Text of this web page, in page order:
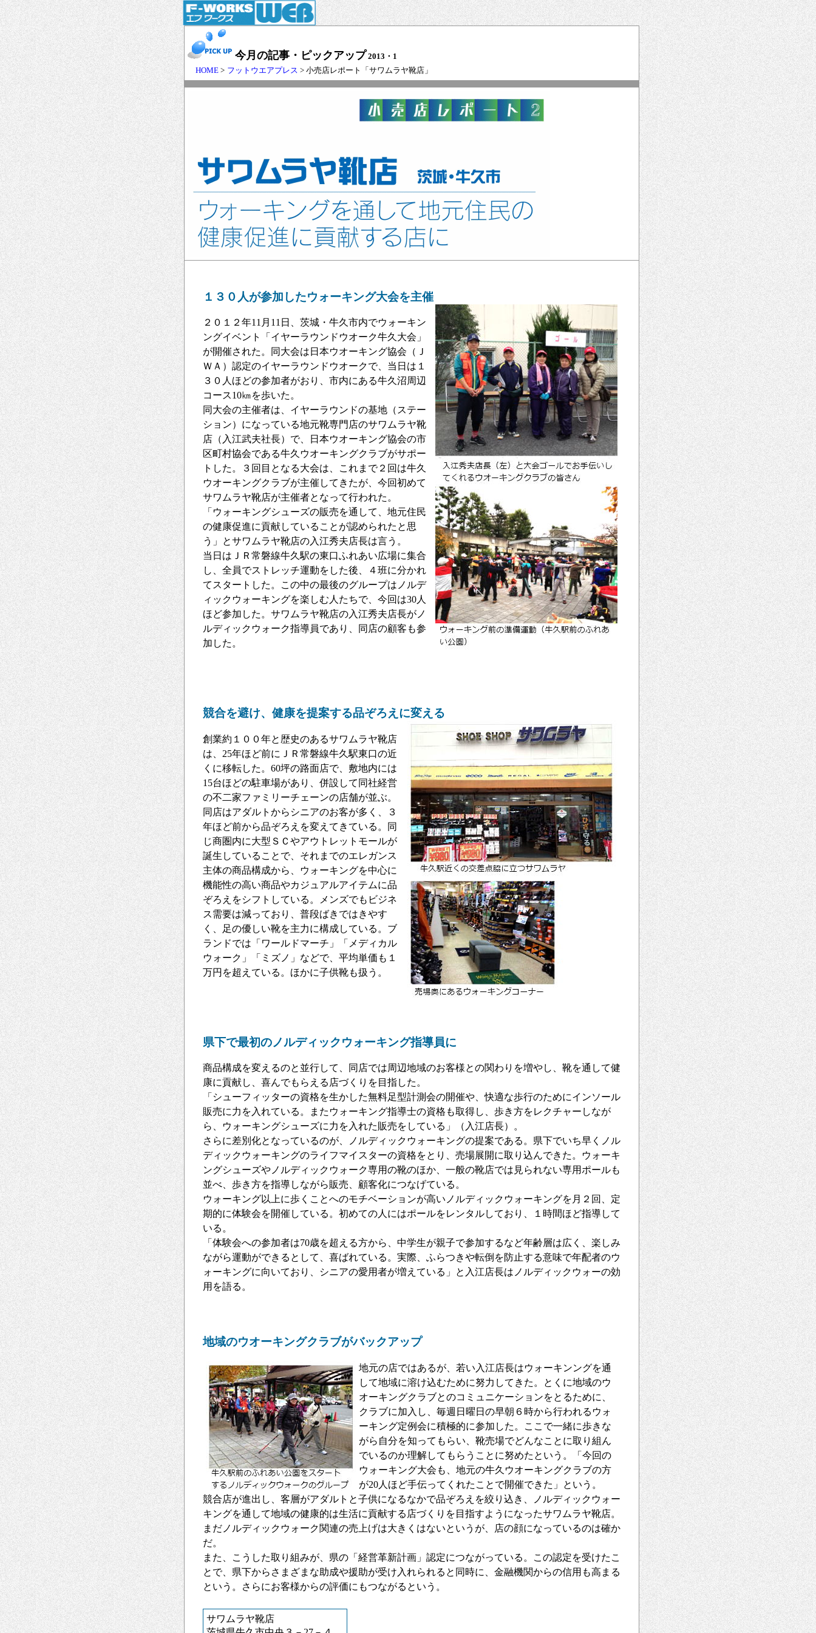
今月の記事・ピックアップ 2013・1
HOME > フットウエアプレス > 小売店レポート「サワムラヤ靴店」
１３０人が参加したウォーキング大会を主催
２０１２年11月11日、茨城・牛久市内でウォーキン
ングイベント「イヤーラウンドウオーク牛久大会」
が開催された。同大会は日本ウオーキング協会（Ｊ
ＷＡ）認定のイヤーラウンドウオークで、当日は１
３０人ほどの参加者がおり、市内にある牛久沼周辺
コース10㎞を歩いた。
同大会の主催者は、イヤーラウンドの基地（ステー
ション）になっている地元靴専門店のサワムラヤ靴
店（入江武夫社長）で、日本ウオーキング協会の市
区町村協会である牛久ウオーキングクラブがサポー
トした。３回目となる大会は、これまで２回は牛久
ウオーキングクラブが主催してきたが、今回初めて
サワムラヤ靴店が主催者となって行われた。
「ウォーキングシューズの販売を通して、地元住民
の健康促進に貢献していることが認められたと思
う」とサワムラヤ靴店の入江秀夫店長は言う。
当日はＪＲ常磐線牛久駅の東口ふれあい広場に集合
し、全員でストレッチ運動をした後、４班に分かれ
てスタートした。この中の最後のグループはノルデ
ィックウォーキングを楽しむ人たちで、今回は30人
ほど参加した。サワムラヤ靴店の入江秀夫店長がノ
ルディックウォーク指導員であり、同店の顧客も参
加した。
競合を避け、健康を提案する品ぞろえに変える
創業約１００年と歴史のあるサワムラヤ靴店
は、25年ほど前にＪＲ常磐線牛久駅東口の近
くに移転した。60坪の路面店で、敷地内には
15台ほどの駐車場があり、併設して同社経営
の不二家ファミリーチェーンの店舗が並ぶ。
同店はアダルトからシニアのお客が多く、３
年ほど前から品ぞろえを変えてきている。同
じ商圏内に大型ＳＣやアウトレットモールが
誕生していることで、それまでのエレガンス
主体の商品構成から、ウォーキングを中心に
機能性の高い商品やカジュアルアイテムに品
ぞろえをシフトしている。メンズでもビジネ
ス需要は減っており、普段ばきではきやす
く、足の優しい靴を主力に構成している。ブ
ランドでは「ワールドマーチ」「メディカル
ウォーク」「ミズノ」などで、平均単価も１
万円を超えている。ほかに子供靴も扱う。
県下で最初のノルディックウォーキング指導員に
商品構成を変えるのと並行して、同店では周辺地域のお客様との関わりを増やし、靴を通して健
康に貢献し、喜んでもらえる店づくりを目指した。
「シューフィッターの資格を生かした無料足型計測会の開催や、快適な歩行のためにインソール
販売に力を入れている。またウォーキング指導士の資格も取得し、歩き方をレクチャーしなが
ら、ウォーキングシューズに力を入れた販売をしている」（入江店長）。
さらに差別化となっているのが、ノルディックウォーキングの提案である。県下でいち早くノル
ディックウォーキングのライフマイスターの資格をとり、売場展開に取り込んできた。ウォーキ
ングシューズやノルディックウォーク専用の靴のほか、一般の靴店では見られない専用ポールも
並べ、歩き方を指導しながら販売、顧客化につなげている。
ウォーキング以上に歩くことへのモチベーションが高いノルディックウォーキングを月２回、定
期的に体験会を開催している。初めての人にはポールをレンタルしており、１時間ほど指導して
いる。
「体験会への参加者は70歳を超える方から、中学生が親子で参加するなど年齢層は広く、楽しみ
ながら運動ができるとして、喜ばれている。実際、ふらつきや転倒を防止する意味で年配者のウ
ォーキングに向いており、シニアの愛用者が増えている」と入江店長はノルディックウォーの効
用を語る。
地域のウオーキングクラブがバックアップ
地元の店ではあるが、若い入江店長はウォーキンングを通
して地域に溶け込むために努力してきた。とくに地域のウ
オーキングクラブとのコミュニケーションをとるために、
クラブに加入し、毎週日曜日の早朝６時から行われるウォ
ーキング定例会に積極的に参加した。ここで一緒に歩きな
がら自分を知ってもらい、靴売場でどんなことに取り組ん
でいるのか理解してもらうことに努めたという。「今回の
ウォーキング大会も、地元の牛久ウオーキングクラブの方
が20人ほど手伝ってくれたことで開催できた」という。
競合店が進出し、客層がアダルトと子供になるなかで品ぞろえを絞り込き、ノルディックウォー
キングを通して地域の健康的は生活に貢献する店づくりを目指すようになったサワムラヤ靴店。
まだノルディックウォーク関連の売上げは大きくはないというが、店の顔になっているのは確か
だ。
また、こうした取り組みが、県の「経営革新計画」認定につながっている。この認定を受けたこ
とで、県下からさまざまな助成や援助が受け入れられると同時に、金融機関からの信用も高まる
という。さらにお客様からの評価にもつながるという。
サワムラヤ靴店